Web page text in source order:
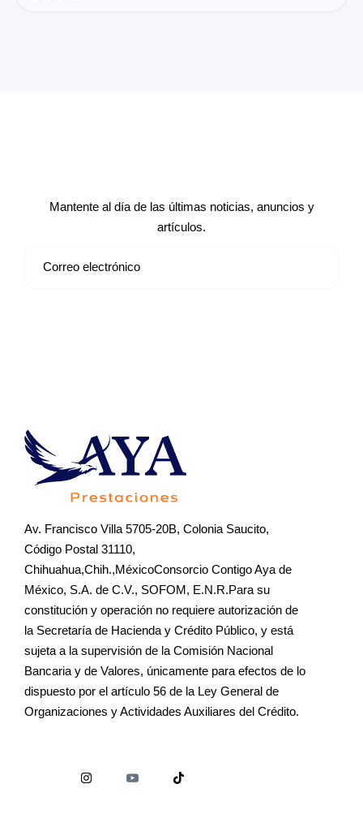
Mantente al día de las últimas noticias, anuncios y
artículos.
Av. Francisco Villa 5705-20B, Colonia Saucito,
Código Postal 31110,
Chihuahua,Chih.,MéxicoConsorcio Contigo Aya de
México, S.A. de C.V., SOFOM, E.N.R.Para su
constitución y operación no requiere autorización de
la Secretaría de Hacienda y Crédito Público, y está
sujeta a la supervisión de la Comisión Nacional
Bancaria y de Valores, únicamente para efectos de lo
dispuesto por el artículo 56 de la Ley General de
Organizaciones y Actividades Auxiliares del Crédito.